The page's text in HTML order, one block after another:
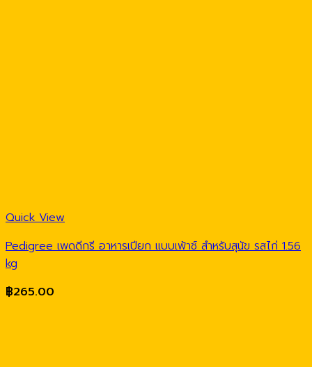
Quick View
Pedigree เพดดีกรี อาหารเปียก แบบเพ้าช์ สำหรับสุนัข รสไก่ 1.56
kg
฿265.00